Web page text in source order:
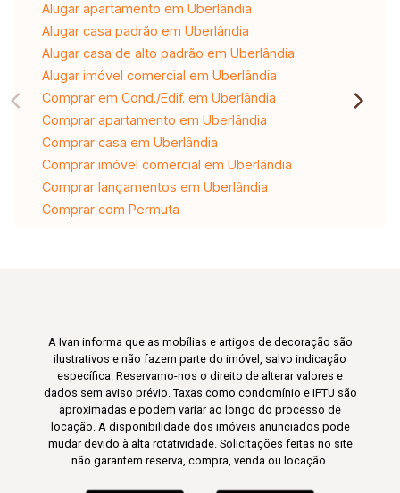
Alugar apartamento em Uberlândia
Alugar casa padrão em Uberlândia
Alugar casa de alto padrão em Uberlândia
Alugar imóvel comercial em Uberlândia
Comprar em Cond./Edif. em Uberlândia
Comprar apartamento em Uberlândia
Comprar casa em Uberlândia
Comprar imóvel comercial em Uberlândia
Comprar lançamentos em Uberlândia
Comprar com Permuta
A Ivan informa que as mobílias e artigos de decoração são
ilustrativos e não fazem parte do imóvel, salvo indicação
específica. Reservamo-nos o direito de alterar valores e
dados sem aviso prévio. Taxas como condomínio e IPTU são
aproximadas e podem variar ao longo do processo de
locação. A disponibilidade dos imóveis anunciados pode
mudar devido à alta rotatividade. Solicitações feitas no site
não garantem reserva, compra, venda ou locação.